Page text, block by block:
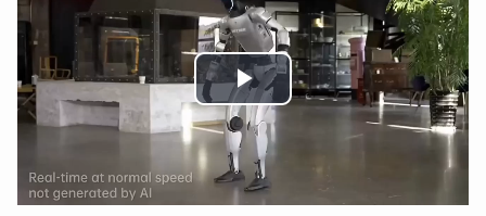
Play
Video